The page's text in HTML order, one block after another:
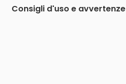
Consigli d'uso e avvertenze